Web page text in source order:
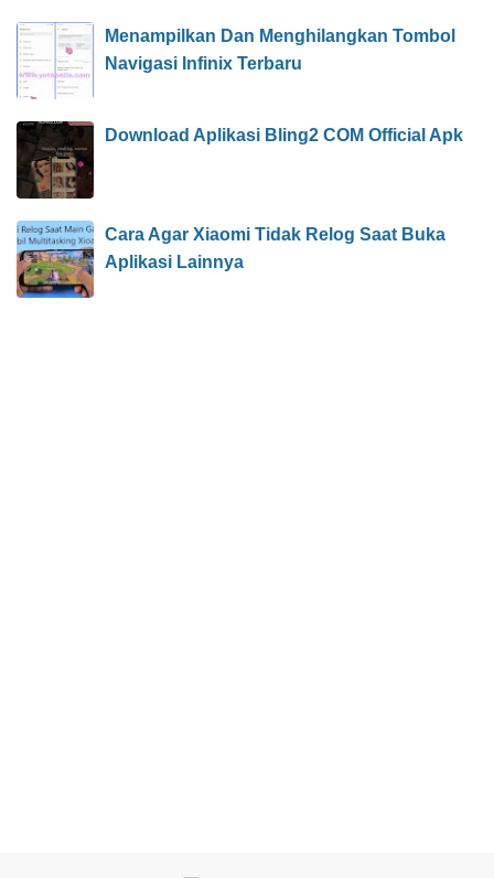
Menampilkan Dan Menghilangkan Tombol
Navigasi Infinix Terbaru
Download Aplikasi Bling2 COM Official Apk
Cara Agar Xiaomi Tidak Relog Saat Buka
Aplikasi Lainnya